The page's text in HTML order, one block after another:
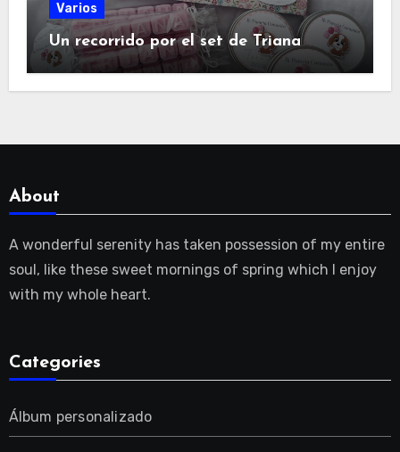
Varios
Un recorrido por el set de Triana
About
A wonderful serenity has taken possession of my entire
soul, like these sweet mornings of spring which I enjoy
with my whole heart.
Categories
Álbum personalizado